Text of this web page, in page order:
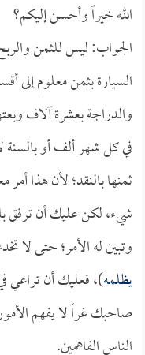
الله خيراً وأحسن إليكم؟
الجواب: ليس للثمن
السيارة بثمن معلوم إلى
والدراجة بعشرة آلاف
في كل شهر ألف أو
ثمنها بالنقد؛ لأن هذا
شيء، لكن عليك أن ترفق
وتبين له الأمر؛ حتى لا
يظلمه)، فعليك أن تراعي في
صاحبك غراً لا يفهم
الناس الفاهمين.